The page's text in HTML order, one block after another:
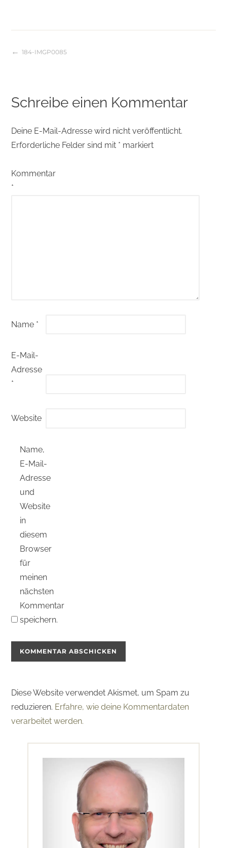
Beitragsnavigation
184-IMGP0085
Schreibe einen Kommentar
Deine E-Mail-Adresse wird nicht veröffentlicht.
Erforderliche Felder sind mit * markiert
Kommentar
*
Name *
E-Mail-
Adresse
*
Website
Name,
E-Mail-
Adresse
und
Website
in
diesem
Browser
für
meinen
nächsten
Kommentar
speichern.
Diese Website verwendet Akismet, um Spam zu
reduzieren. Erfahre, wie deine Kommentardaten
verarbeitet werden.